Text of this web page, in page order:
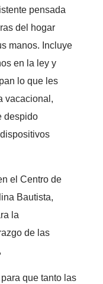
pensada
del hogar
manos. Incluye
en la ley y
lo que les
vacacional,
despido
el Centro de
Bautista,
la
de las
que tanto las